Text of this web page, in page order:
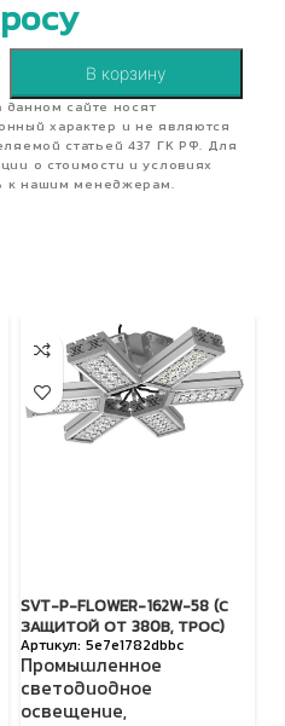
В корзину
данном сайте носят
характер и не являются
статьей 437 ГК РФ. Для
о стоимости и условиях
к нашим менеджерам.
SVT-P-FLOWER-162W-58 (С
ЗАЩИТОЙ ОТ 380В, ТРОС)
5e7e1782dbbc
Промышленное
светодиодное
освещение,